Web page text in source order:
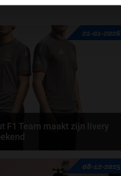
21-01-2026
F1 Team maakt zijn livery
zijn meerdere teams bezig met de
auto voor het 2026-seizoen. Zo...
08-12-2025